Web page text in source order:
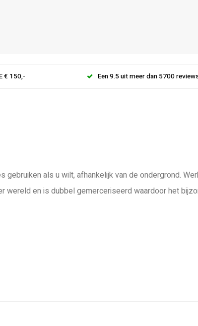
€ 150,- Een 9.5 uit meer dan 5700
als u wilt, afhankelijk van de ondergrond.
en is dubbel gemerceriseerd waardoor het